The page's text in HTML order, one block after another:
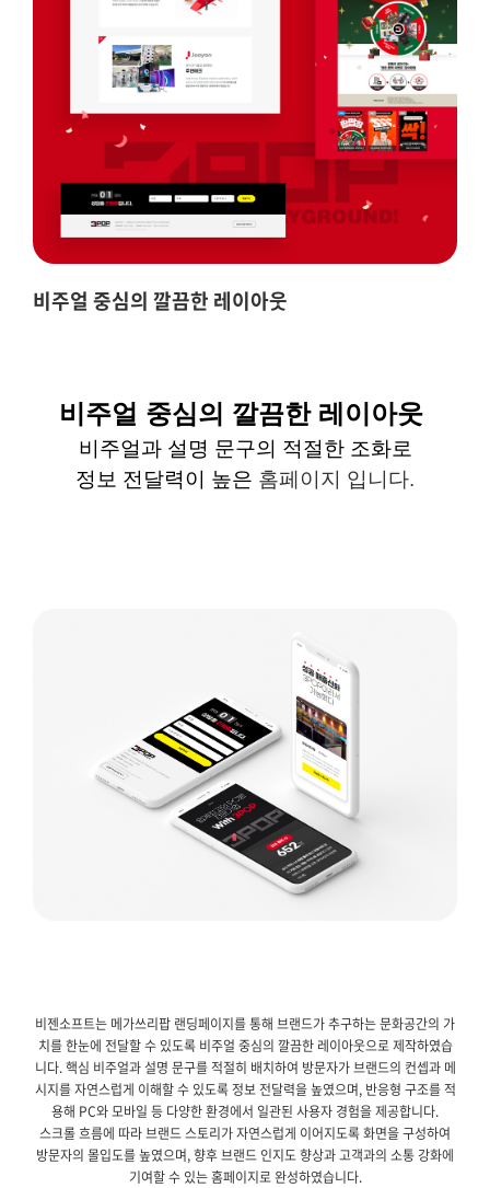
비주얼 중심의 깔끔한 레이아웃
비주얼 중심의 깔끔한 레이아웃
비주얼과설명 문구의 적절한 조화로
정보 전달력이 높은 홈페이지 입니다.
비젠소프트는 메가쓰리팝 랜딩페이지를 통해 브랜드가 추구하는 문화공간의 가
치를 한눈에 전달할 수 있도록 비주얼 중심의 깔끔한 레이아웃으로 제작하였습
니다. 핵심 비주얼과 설명 문구를 적절히 배치하여 방문자가 브랜드의 컨셉과 메
시지를 자연스럽게 이해할 수 있도록 정보 전달력을 높였으며, 반응형 구조를 적
용해 PC와 모바일 등 다양한 환경에서 일관된 사용자 경험을 제공합니다.
스크롤 흐름에 따라 브랜드 스토리가 자연스럽게 이어지도록 화면을 구성하여
방문자의 몰입도를 높였으며, 향후 브랜드 인지도 향상과 고객과의 소통 강화에
기여할 수 있는 홈페이지로 완성하였습니다.